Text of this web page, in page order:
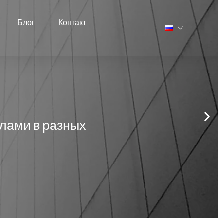
Блог Контакт
в разных